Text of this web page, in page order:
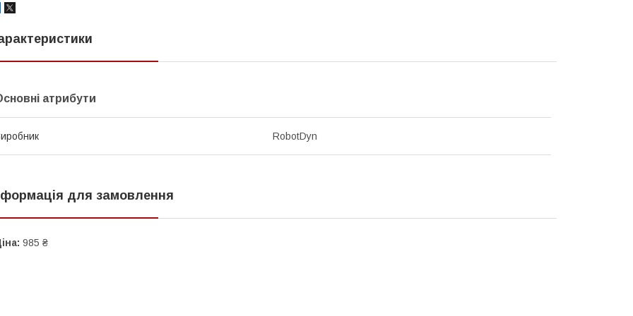
атрибути
RobotDyn
для замовлення
985 ₴